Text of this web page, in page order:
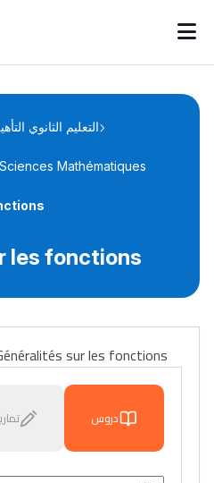
Annonces bourses
التعليم الثانوي
Mathématiques
les fonctions
sur les fonctions
دروس